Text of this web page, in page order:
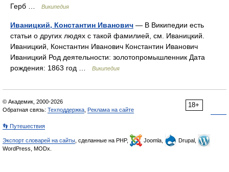
Герб …
Википедия
Иваницкий, Константин Иванович — В Википедии есть
статьи о других людях с такой фамилией, см. Иваницкий.
Иваницкий, Константин Иванович Константин Иванович
Иваницкий Род деятельности: золотопромышленник Дата
рождения: 1863 год …
Википедия
18+
© Академик, 2000-2026
Обратная связь: Техподдержка Реклама на сайте
👣 Путешествия
Экспорт словарей на сайты , сделанные на PHP, Joomla,
Drupal,
WordPress, MODx.